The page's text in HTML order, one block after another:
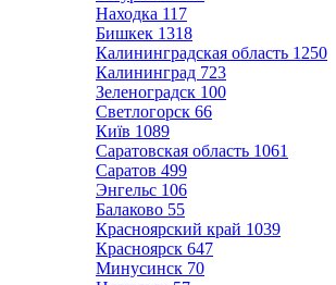
Находка 117
Бишкек 1318
Калининградская область 1250
Калининград 723
Зеленоградск 100
Светлогорск 66
Київ 1089
Саратовская область 1061
Саратов 499
Энгельс 106
Балаково 55
Красноярский край 1039
Красноярск 647
Минусинск 70